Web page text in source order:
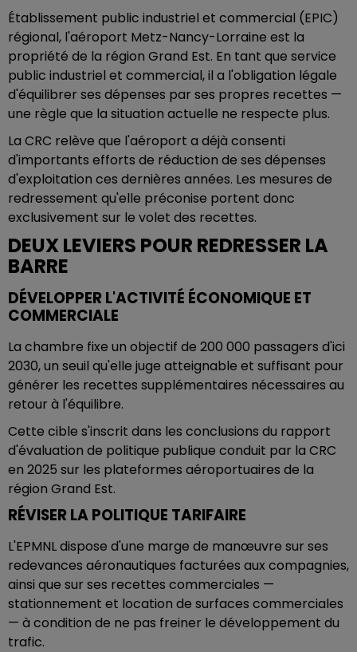
Établissement public industriel et commercial (EPIC)
régional, l'aéroport Metz-Nancy-Lorraine est la
propriété de la région Grand Est. En tant que service
public industriel et commercial, il a l'obligation légale
d'équilibrer ses dépenses par ses propres recettes —
une règle que la situation actuelle ne respecte plus.
La CRC relève que l'aéroport a déjà consenti
d'importants efforts de réduction de ses dépenses
d'exploitation ces dernières années. Les mesures de
redressement qu'elle préconise portent donc
exclusivement sur le volet des recettes.
DEUX LEVIERS POUR REDRESSER LA
BARRE
DÉVELOPPER L'ACTIVITÉ ÉCONOMIQUE ET
COMMERCIALE
La chambre fixe un objectif de 200 000 passagers d'ici
2030, un seuil qu'elle juge atteignable et suffisant pour
générer les recettes supplémentaires nécessaires au
retour à l'équilibre.
Cette cible s'inscrit dans les conclusions du rapport
d'évaluation de politique publique conduit par la CRC
en 2025 sur les plateformes aéroportuaires de la
région Grand Est.
RÉVISER LA POLITIQUE TARIFAIRE
L'EPMNL dispose d'une marge de manœuvre sur ses
redevances aéronautiques facturées aux compagnies,
ainsi que sur ses recettes commerciales —
stationnement et location de surfaces commerciales
— à condition de ne pas freiner le développement du
trafic.